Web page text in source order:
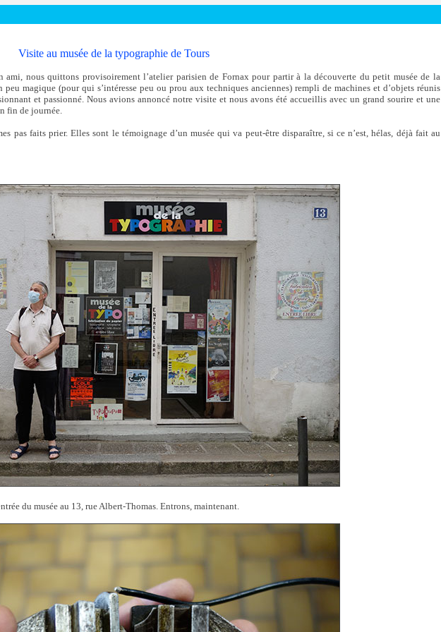
Visite au musée de la typographie de Tours
ami, nous quittons provisoirement l’atelier parisien de Fornax pour partir à la découverte du petit musée de la
magique (pour qui s’intéresse peu ou prou aux techniques anciennes) rempli de machines et d’objets réunis
et passionné. Nous avions annoncé notre visite et nous avons été accueillis avec un grand sourire et une
fin de journée.
pas faits prier. Elles sont le témoignage d’un musée qui va peut-être disparaître, si ce n’est, hélas, déjà fait au
du musée au 13, rue Albert-Thomas. Entrons, maintenant.